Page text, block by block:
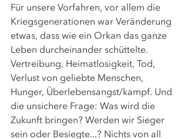
Für unsere Vorfahren, vor allem die
Kriegsgenerationen war Veränderung
etwas, dass wie ein Orkan das ganze
Leben durcheinander schüttelte.
Vertreibung, Heimatlosigkeit, Tod,
Verlust von geliebte Menschen,
Hunger, Überlebensangst/kampf. Und
die unsichere Frage: Was wird die
Zukunft bringen? Werden wir Sieger
sein oder Besiegte...? Nichts von all